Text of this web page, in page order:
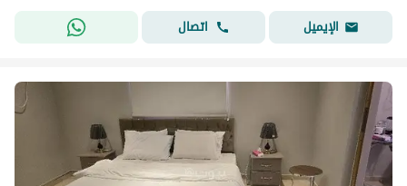
الإيميل
اتصال